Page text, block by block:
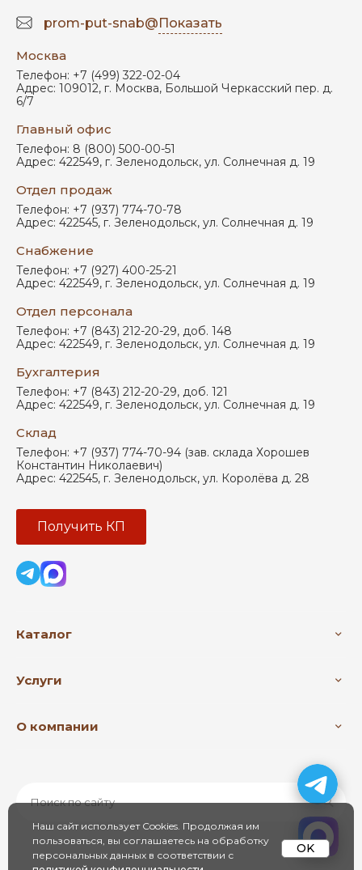
prom-put-snab@Показать
Москва
Телефон: +7 (499) 322-02-04
Адрес: 109012, г. Москва, Большой Черкасский пер. д.
6/7
Главный офис
Телефон: 8 (800) 500-00-51
Адрес: 422549, г. Зеленодольск, ул. Солнечная д. 19
Отдел продаж
Телефон: +7 (937) 774-70-78
Адрес: 422545, г. Зеленодольск, ул. Солнечная д. 19
Снабжение
Телефон: +7 (927) 400-25-21
Адрес: 422549, г. Зеленодольск, ул. Солнечная д. 19
Отдел персонала
Телефон: +7 (843) 212-20-29, доб. 148
Адрес: 422549, г. Зеленодольск, ул. Солнечная д. 19
Бухгалтерия
Телефон: +7 (843) 212-20-29, доб. 121
Адрес: 422549, г. Зеленодольск, ул. Солнечная д. 19
Склад
Телефон: +7 (937) 774-70-94 (зав. склада Хорошев
Константин Николаевич)
Адрес: 422545, г. Зеленодольск, ул. Королёва д. 28
Получить КП
Каталог
Услуги
О компании
Наш сайт использует Cookies. Продолжая им
пользоваться, вы соглашаетесь на обработку
персональных данных в соответствии с
OK